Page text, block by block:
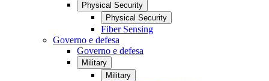
Physical Security
Physical Security
Fiber Sensing
Governo e defesa
Governo e defesa
Military
Military